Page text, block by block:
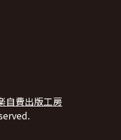
自費出版工房